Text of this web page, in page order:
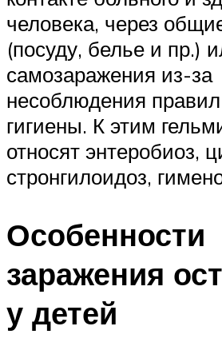
человека, через
(посуду, белье и пр.)
самозаражения из-за
несоблюдения
гигиены. К этим
относят энтеробиоз,
стронгилоидоз,
Особенности
заражения
у детей